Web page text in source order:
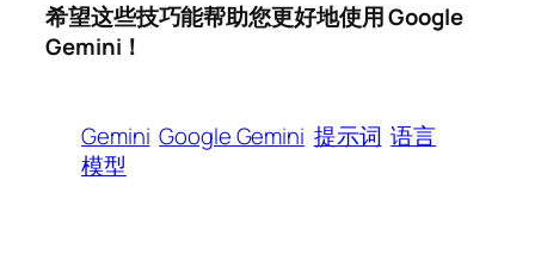
希望这些技巧能帮助您更好地使用 Google
Gemini！
Gemini Google Gemini 提示词 语言
模型